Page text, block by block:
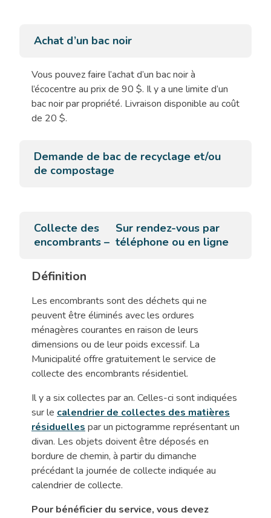
Achat d’un bac noir
Vous pouvez faire l’achat d’un bac noir à
l’écocentre au prix de 90 $. Il y a une limite d’un
bac noir par propriété. Livraison disponible au coût
de 20 $.
Demande de bac de recyclage et/ou
de compostage
Collecte des
encombrants –
Sur rendez-vous par
téléphone ou en ligne
Définition
Les encombrants sont des déchets qui ne
peuvent être éliminés avec les ordures
ménagères courantes en raison de leurs
dimensions ou de leur poids excessif. La
Municipalité offre gratuitement le service de
collecte des encombrants résidentiel.
Il y a six collectes par an. Celles-ci sont indiquées
sur le calendrier de collectes des matières
résiduelles par un pictogramme représentant un
divan. Les objets doivent être déposés en
bordure de chemin, à partir du dimanche
précédant la journée de collecte indiquée au
calendrier de collecte.
Pour bénéficier du service, vous devez